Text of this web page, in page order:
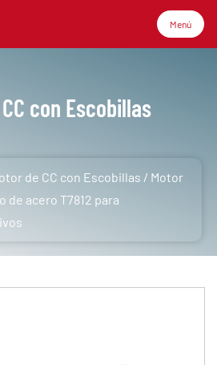
Menú
con Escobillas
de CC con Escobillas / Motor
de acero T7812 para